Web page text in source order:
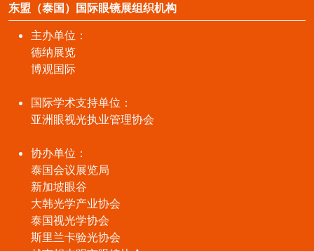
东盟（泰国）国际眼镜展组织机构
主办单位：
德纳展览
博观国际
国际学术支持单位：
亚洲眼视光执业管理协会
协办单位：
泰国会议展览局
新加坡眼谷
大韩光学产业协会
泰国视光学协会
斯里兰卡验光协会